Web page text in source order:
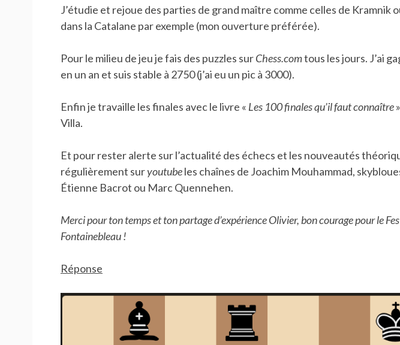
J’étudie et rejoue des parties de grand maître comme celles de Kramnik
dans la Catalane par exemple (mon ouverture préférée).
Pour le milieu de jeu je fais des puzzles surChess.comtous les jours. J’ai
en un an et suis stable à 2750 (j’ai eu un pic à 3000).
Enfin je travaille les finales avec le livre « Les 100 finales qu’il faut connaître
Villa.
Et pour rester alerte sur l’actualité des échecs et les nouveautés
régulièrement suryoutubeles chaînes de Joachim Mouhammad,
Étienne Bacrot ou Marc Quennehen.
Merci pour ton temps et ton partage d’expérience Olivier, bon courage pour le
Fontainebleau !
Réponse